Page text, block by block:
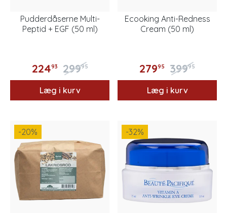
Pudderdåserne Multi-
Peptid + EGF (50 ml)
22493 29995
Læg i kurv
Ecooking Anti-Redness
Cream (50 ml)
27995 39995
Læg i kurv
-20% -32%